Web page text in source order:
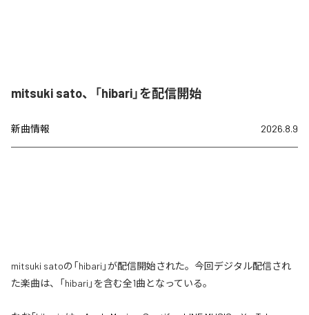
mitsuki sato、「hibari」を配信開始
新曲情報 2026.8.9
mitsuki satoの「hibari」が配信開始された。今回デジタル配信され
た楽曲は、「hibari」を含む全1曲となっている。